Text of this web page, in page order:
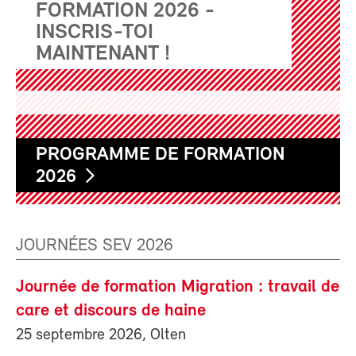
FORMATION 2026 -
INSCRIS-TOI
MAINTENANT !
PROGRAMME DE FORMATION
2026
JOURNÉES SEV 2026
Journée de formation Migration : travail de
care et discours de haine
25 septembre 2026, Olten